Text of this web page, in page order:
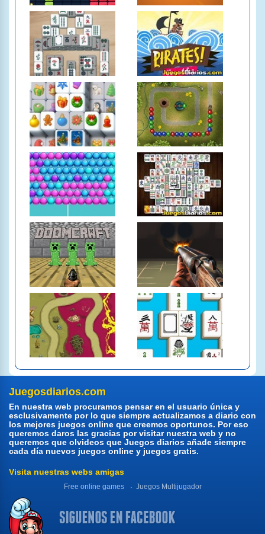
Juegosdiarios.com
En nuestra web procuramos pensar en el usuario única y
esclusivamente por lo que siempre actualizamos a diario con
los mejores juegos online que creemos oportunos. Por eso
queremos daros las gracias por visitar nuestra web y no
queremos que olvideos que Juegos diarios añade siempre
cada día nuevos juegos online y juegos gratis.
Visita nuestras webs amigas
Free online games Juegos Multijugador